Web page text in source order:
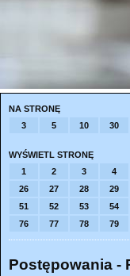
NA STRONĘ
3
5 10 30
WYŚWIETL STRONĘ
1
2 3 4
26
27 28 29
51
52 53 54
76
77 78 79
Postępowania -